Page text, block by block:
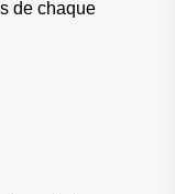
de chaque